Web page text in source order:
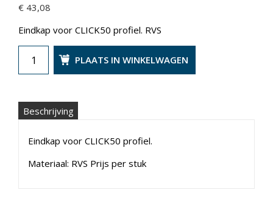
€ 43,08
Eindkap voor CLICK50 profiel. RVS
PLAATS IN WINKELWAGEN
Beschrijving
Eindkap voor CLICK50 profiel.
Materiaal: RVS Prijs per stuk